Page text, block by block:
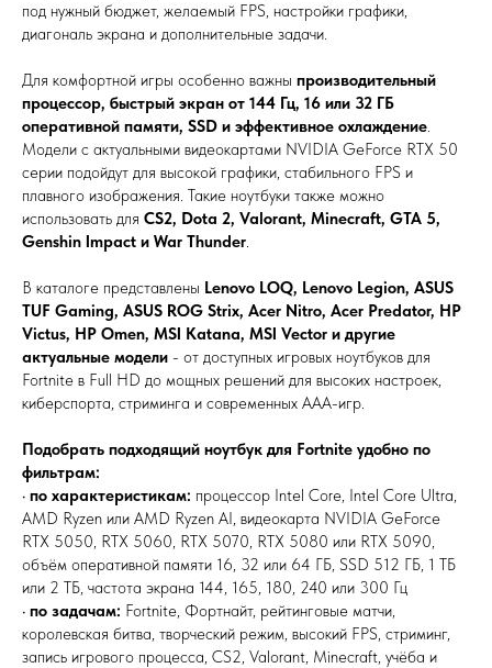
под нужный бюджет, желаемый FPS, настройки графики,
диагональ экрана и дополнительные задачи.
Для комфортной игры особенно важны производительный
процессор, быстрый экран от 144 Гц, 16 или 32 ГБ
оперативной памяти, SSD и эффективное охлаждение.
Модели с актуальными видеокартами NVIDIA GeForce RTX 50
серии подойдут для высокой графики, стабильного FPS и
плавного изображения. Такие ноутбуки также можно
использовать для CS2, Dota 2, Valorant, Minecraft, GTA 5,
Genshin Impact и War Thunder.
В каталоге представлены Lenovo LOQ, Lenovo Legion, ASUS
TUF Gaming, ASUS ROG Strix, Acer Nitro, Acer Predator, HP
Victus, HP Omen, MSI Katana, MSI Vector и другие
актуальные модели - от доступных игровых ноутбуков для
Fortnite в Full HD до мощных решений для высоких настроек,
киберспорта, стриминга и современных AAA-игр.
Подобрать подходящий ноутбук для Fortnite удобно по
фильтрам:
• по характеристикам: процессор Intel Core, Intel Core Ultra,
AMD Ryzen или AMD Ryzen AI, видеокарта NVIDIA GeForce
RTX 5050, RTX 5060, RTX 5070, RTX 5080 или RTX 5090,
объём оперативной памяти 16, 32 или 64 ГБ, SSD 512 ГБ, 1 ТБ
или 2 ТБ, частота экрана 144, 165, 180, 240 или 300 Гц
• по задачам: Fortnite, Фортнайт, рейтинговые матчи,
королевская битва, творческий режим, высокий FPS, стриминг,
запись игрового процесса, CS2, Valorant, Minecraft, учёба и